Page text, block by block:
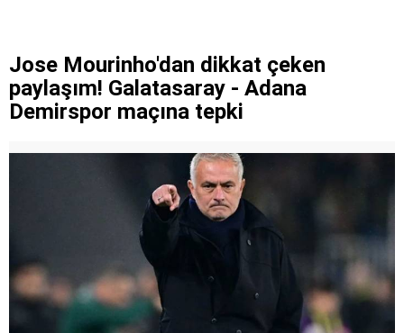
edildi
Jose Mourinho'dan dikkat çeken
paylaşım! Galatasaray - Adana
Demirspor maçına tepki